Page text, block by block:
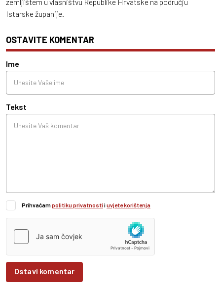
Istarske županije.
OSTAVITE KOMENTAR
Ime
Tekst
Prihvaćampolitiku privatnostiiuvjete korištenja
Ostavi komentar